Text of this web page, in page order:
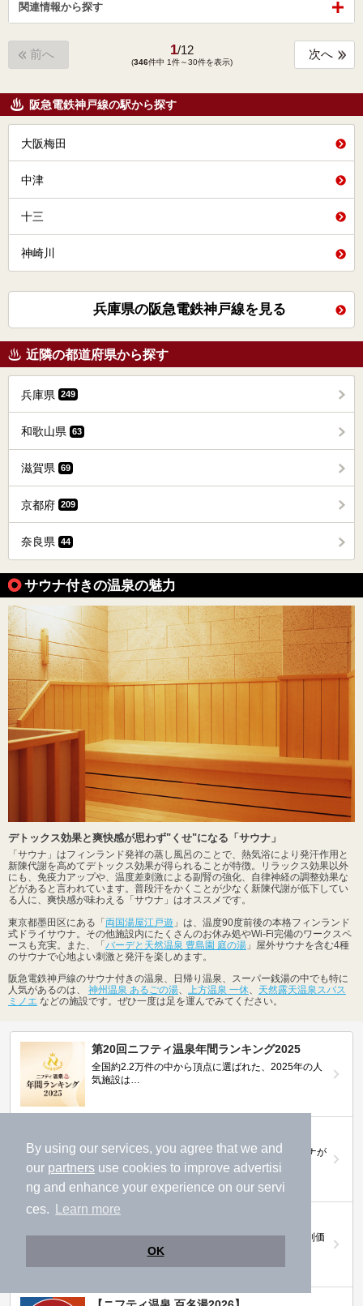
By using our services, you agree that we and
our partners use cookies to improve advertisi
ng and enhance your experience on our servi
ces.
Learn more
OK
関連情報から探す
前へ 1/12
(346件中 1件～30件を表示)
次へ
阪急電鉄神戸線の駅から探す
大阪梅田
中津
十三
神崎川
兵庫県の阪急電鉄神戸線を見る
近隣の都道府県から探す
兵庫県 249
和歌山県 63
滋賀県 69
京都府 209
奈良県 44
サウナ付きの温泉の魅力
デトックス効果と爽快感が思わず"くせ"になる「サウナ」
「サウナ」はフィンランド発祥の蒸し風呂のことで、熱気浴により発汗作用と
新陳代謝を高めてデトックス効果が得られることが特徴。リラックス効果以外
にも、免疫力アップや、温度差刺激による副腎の強化、自律神経の調整効果な
どがあると言われています。普段汗をかくことが少なく新陳代謝が低下してい
る人に、爽快感が味わえる「サウナ」はオススメです。
東京都墨田区にある「 両国湯屋江戸遊 」は、温度90度前後の本格フィンランド
式ドライサウナ。その他施設内にたくさんのお休み処やWi-Fi完備のワークスペ
ースも充実。また、「 バーデと天然温泉 豊島園 庭の湯 」屋外サウナを含む4種
のサウナで心地よい刺激と発汗を楽しめます。
阪急電鉄神戸線のサウナ付きの温泉、日帰り温泉、スーパー銭湯の中でも特に
人気があるのは、 神州温泉 あるごの湯、 上方温泉 一休、 天然露天温泉スパス
ミノエ などの施設です。ぜひ一度は足を運んでみてください。
第20回ニフティ温泉年間ランキング2025
全国約2.2万件の中から頂点に選ばれた、2025年の人
気施設は…
おふろ好きユーザーの投票により、全国No.1サウナが
決定！
ニフティ温泉プレミアムクーポン
ノジマモバイル会員向け 通常よりもお得な「特別価
格」で人気の温泉を満喫できる！